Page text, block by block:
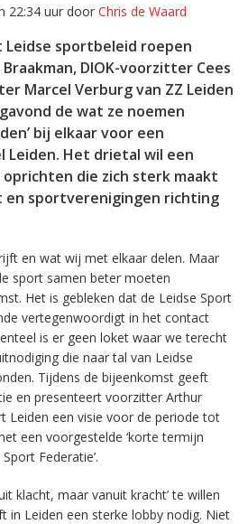
22:34 uur door Chris de Waard
sportbeleid roepen
Braakman, DIOK-voorzitter Cees
Marcel Verburg van ZZ Leiden
de wat ze noemen
bij elkaar voor een
Leiden. Het drietal wil een
die zich sterk maakt
en sportverenigingen richting
en wat wij met elkaar delen. Maar
sport samen beter moeten
Het is gebleken dat de Leidse Sport
vertegenwoordigt in het contact
is er geen loket waar we terecht
die naar tal van Leidse
Tijdens de bijeenkomst geeft
en presenteert voorzitter Arthur
Leiden een visie voor de periode tot
een voorgestelde ‘korte termijn
Federatie’.
klacht, maar vanuit kracht’ te willen
in Leiden een sterke lobby nodig. Niet